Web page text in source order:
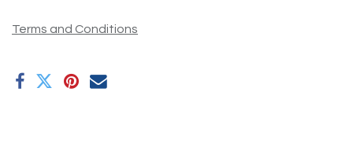
Terms and Conditions